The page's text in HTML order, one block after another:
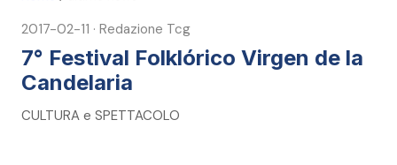
2017-02-11 · Redazione Tcg
7° Festival Folklórico Virgen de la
Candelaria
CULTURA e SPETTACOLO